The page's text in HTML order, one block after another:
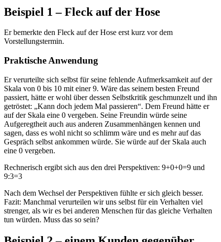
Beispiel 1 – Fleck auf der Hose
Er bemerkte den Fleck auf der Hose erst kurz vor dem
Vorstellungstermin.
Praktische Anwendung
Er verurteilte sich selbst für seine fehlende Aufmerksamkeit auf der
Skala von 0 bis 10 mit einer 9. Wäre das seinem besten Freund
passiert, hätte er wohl über dessen Selbstkritik geschmunzelt und ihn
getröstet: „Kann doch jedem Mal passieren“. Dem Freund hätte er
auf der Skala eine 0 vergeben. Seine Freundin würde seine
Aufgeregtheit auch aus anderen Zusammenhängen kennen und
sagen, dass es wohl nicht so schlimm wäre und es mehr auf das
Gespräch selbst ankommen würde. Sie würde auf der Skala auch
eine 0 vergeben.
Rechnerisch ergibt sich aus den drei Perspektiven: 9+0+0=9 und
9:3=3
Nach dem Wechsel der Perspektiven fühlte er sich gleich besser.
Fazit: Manchmal verurteilen wir uns selbst für ein Verhalten viel
strenger, als wir es bei anderen Menschen für das gleiche Verhalten
tun würden. Muss das so sein?